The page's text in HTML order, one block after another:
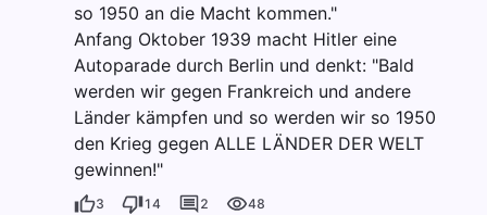
so 1950 an die Macht kommen."
Anfang Oktober 1939 macht Hitler eine
Autoparade durch Berlin und denkt: "Bald
werden wir gegen Frankreich und andere
Länder kämpfen und so werden wir so 1950
den Krieg gegen ALLE LÄNDER DER WELT
gewinnen!"
3 14 2 48